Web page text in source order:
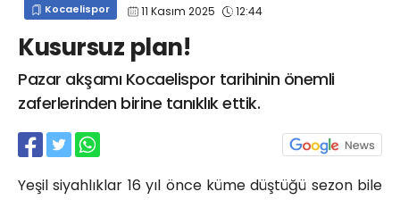
Kocaelispor 11 Kasım 2025 12:44
Kusursuz plan!
Pazar akşamı Kocaelispor tarihinin önemli
zaferlerinden birine tanıklık ettik.
Yeşil siyahlıklar 16 yıl önce küme düştüğü sezon bile
info@spor41.com